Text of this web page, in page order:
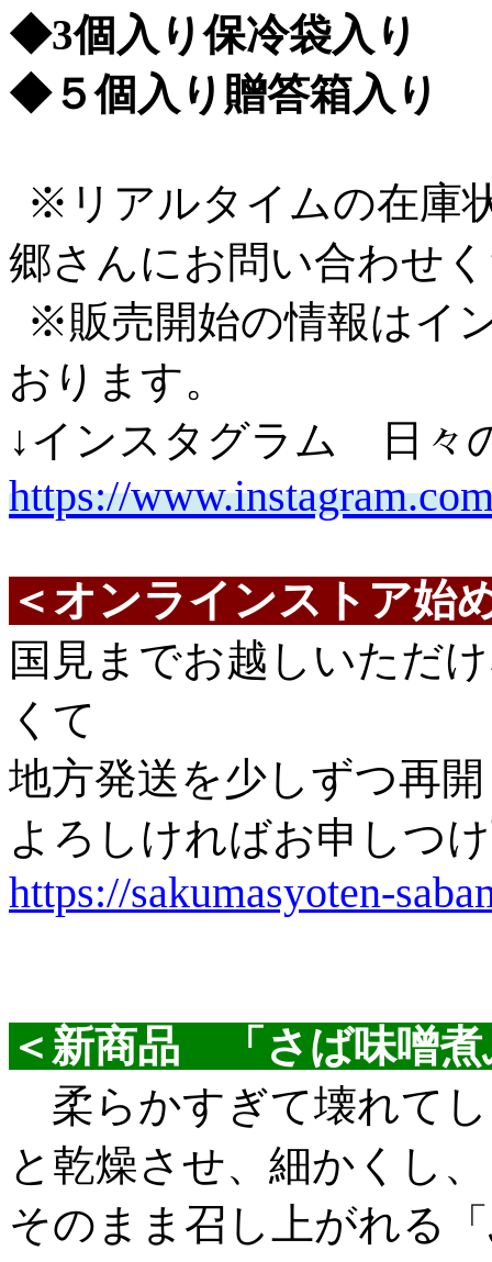
◆3個入り保冷袋入り
◆５個入り贈答箱入り
※リアルタイムの在庫
郷さんにお問い合わせ
※販売開始の情報はイ
おります。
↓インスタグラム 日々
https://
＜オンラインストア始
国見までお越しいただ
くて
地方発送を少しずつ再
よろしければお申しつ
https://sakumasyoten-
＜新商品 「さば味噌
柔らかすぎて壊れて
と乾燥させ、細かくし、
そのまま召し上がれる